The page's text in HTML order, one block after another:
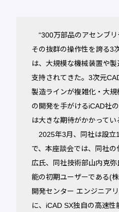
“300万部品のアセンブリ
その抜群の操作性を誇る3
は、大規模な機械装置や
支持されてきた。3次元
製造ラインが複雑化・大
の開発を手がけるiCAD社
は大きな期待がかかってい
2025年3月、同社は設立
で、本座談会では、同社
広氏、同社技術部山内克
能の初期ユーザーである(
開発センター エンジニア
に、iCAD SX独自の高速